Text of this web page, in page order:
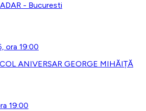
- Bucuresti
ora 19:00
ANIVERSAR GEORGE MIHĂIȚĂ
19:00